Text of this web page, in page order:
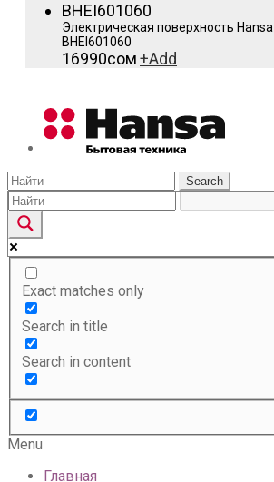
Электрическая поверхность Hansa
BHEI601060
16990сом+Add
Search
Exact matches only
Search in title
Search in content
Menu
Главная